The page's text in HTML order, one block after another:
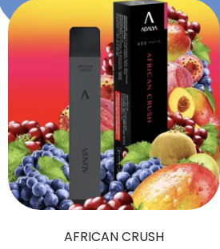
AFRICAN CRUSH